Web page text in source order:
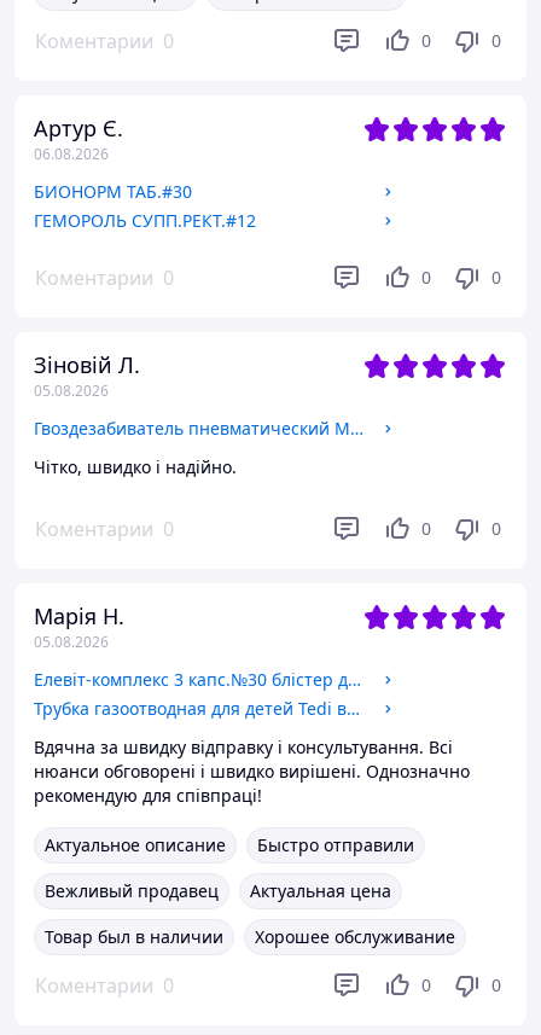
Коментарии 0 0 0
Артур Є.
06.08.2026
БИОНОРМ ТАБ.#30
ГЕМОРОЛЬ СУПП.РЕКТ.#12
Коментарии 0 0 0
Зіновій Л.
05.08.2026
Гвоздезабиватель пневматический Makita AF506
Чітко, швидко і надійно.
Коментарии 0 0 0
Марія Н.
05.08.2026
Елевіт-комплекс 3 капс.№30 блістер дієт.добав.
Трубка газоотводная для детей Tedi внутренний диаметр 2.3мм внешний диаметр 3.33мм (тип катетер Нелатона)
Вдячна за швидку відправку і консультування. Всі
нюанси обговорені і швидко вирішені. Однозначно
рекомендую для співпраці!
Актуальное описание
Быстро отправили
Вежливый продавец
Актуальная цена
Товар был в наличии
Хорошее обслуживание
Коментарии 0 0 0